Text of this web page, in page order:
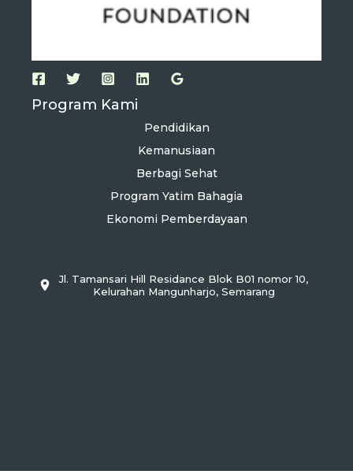
Program Kami
Pendidikan
Kemanusiaan
Berbagi Sehat
Program Yatim Bahagia
Ekonomi Pemberdayaan
Jl. Tamansari Hill Residance Blok B01 nomor 10,
Kelurahan Mangunharjo, Semarang